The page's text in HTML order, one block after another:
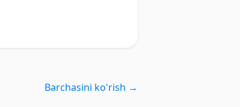
Barchasini ko'rish →